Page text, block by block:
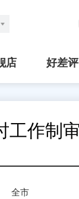
店 好差评
工作制
全市